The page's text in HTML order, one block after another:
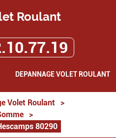
Roulant
DEPANNAGE VOLET ROULANT
Volet Roulant
>
>
80290